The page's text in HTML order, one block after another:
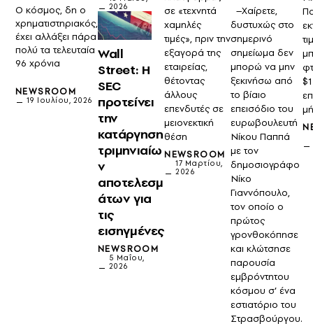
O κόσμος, δη ο
χρηματιστηριακός,
έχει αλλάξει πάρα
πολύ τα τελευταία
96 χρόνια
NEWSROOM
19 Ιουλίου, 2026
2026
Wall
Street: Η
SEC
προτείνει
την
κατάργηση
τριμηνιαίω
ν
αποτελεσμ
άτων για
τις
εισηγμένες
NEWSROOM
5 Μαΐου,
2026
σε «τεχνητά
χαμηλές
τιμές», πριν την
εξαγορά της
εταιρείας,
θέτοντας
άλλους
επενδυτές σε
μειονεκτική
θέση
NEWSROOM
17 Μαρτίου,
2026
–Χαίρετε,
δυστυχώς στο
σημερινό
σημείωμα δεν
μπορώ να μην
ξεκινήσω από
το βίαιο
επεισόδιο του
ευρωβουλευτή
Νίκου Παππά
με τον
δημοσιογράφο
Νίκο
Γιαννόπουλο,
τον οποίο ο
πρώτος
γρονθοκόπησε
και κλώτσησε
παρουσία
εμβρόντητου
κόσμου σ’ ένα
εστιατόριο του
Στρασβούργου.